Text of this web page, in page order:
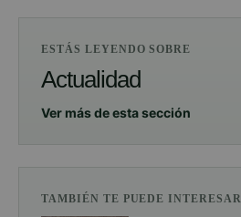
ESTÁS LEYENDO SOBRE
Actualidad
Ver más de esta sección
TAMBIÉN TE PUEDE INTERESAR